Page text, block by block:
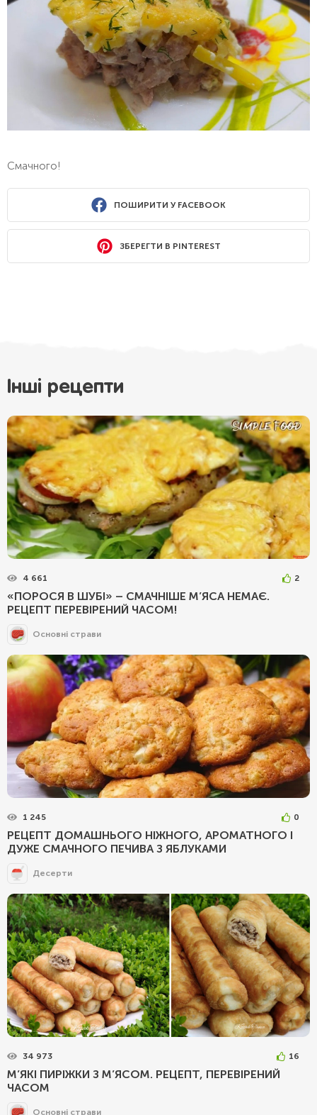
Смачного!
ПОШИРИТИ У FACEBOOK
ЗБЕРЕГТИ В PINTEREST
Інші рецепти
4 661 2
«ПОРОСЯ В ШУБІ» – СМАЧНІШЕ М’ЯСА НЕМАЄ.
РЕЦЕПТ ПЕРЕВІРЕНИЙ ЧАСОМ!
Основні страви
1 245 0
РЕЦЕПТ ДОМАШНЬОГО НІЖНОГО, АРОМАТНОГО І
ДУЖЕ СМАЧНОГО ПЕЧИВА З ЯБЛУКАМИ
Десерти
34 973 16
М’ЯКІ ПИРІЖКИ З М’ЯСОМ. РЕЦЕПТ, ПЕРЕВІРЕНИЙ
ЧАСОМ
Основні страви